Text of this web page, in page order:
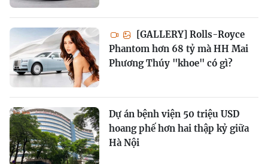
[GALLERY] Rolls-Royce
Phantom hơn 68 tỷ mà HH Mai
Phương Thúy "khoe" có gì?
Dự án bệnh viện 50 triệu USD
hoang phế hơn hai thập kỷ giữa
Hà Nội